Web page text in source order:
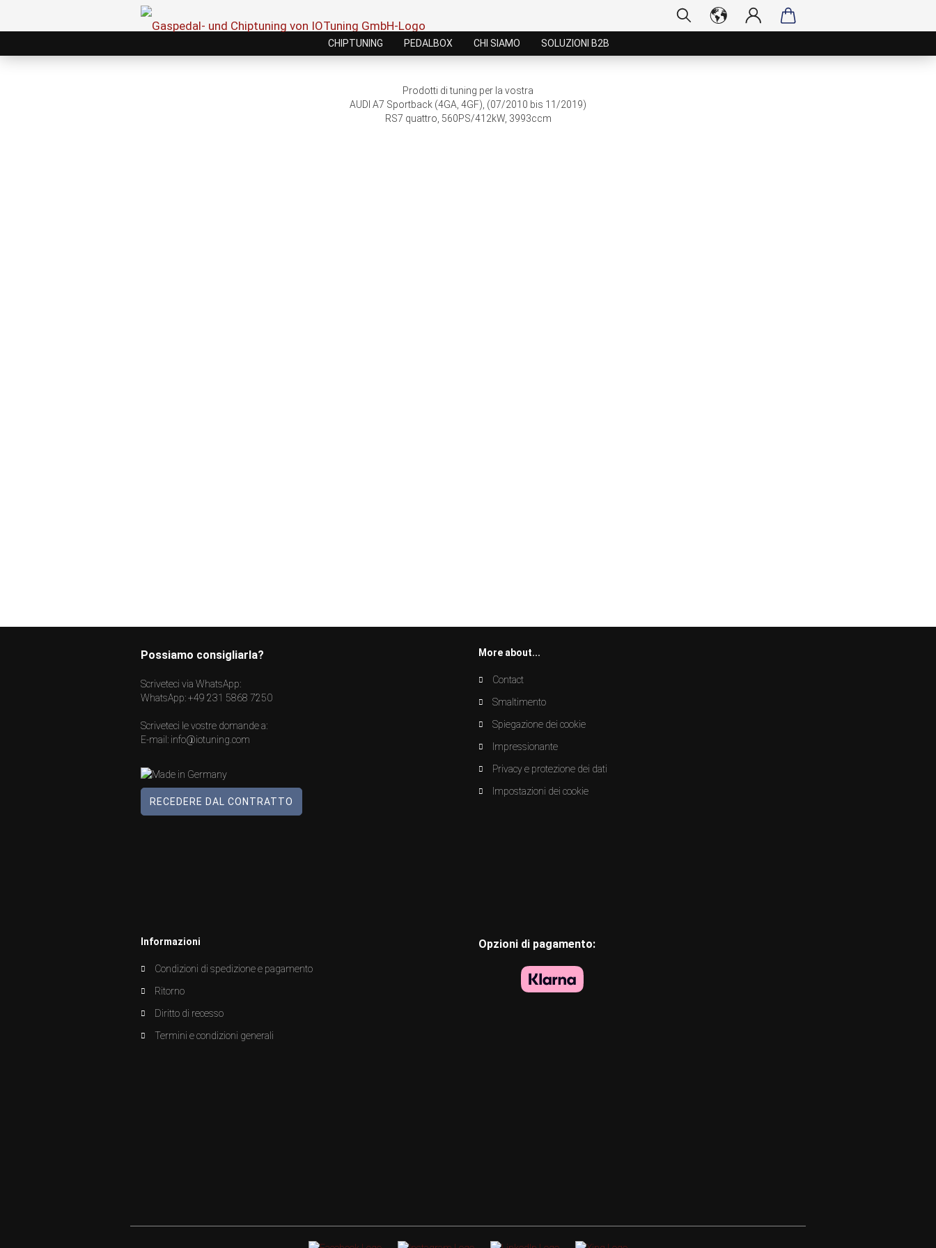
CHIPTUNING PEDALBOX CHI SIAMO SOLUZIONI B2B
Prodotti di tuning per la vostra
AUDI A7 Sportback (4GA, 4GF), (07/2010 bis 11/2019)
RS7 quattro, 560PS/412kW, 3993ccm
Possiamo consigliarla?
Scriveteci via WhatsApp:
WhatsApp:+49 231 5868 7250
Scriveteci le vostre domande a:
E-mail: info@iotuning.com
RECEDERE DAL CONTRATTO
More about...
Contact
Smaltimento
Spiegazione dei cookie
Impressionante
Privacy e protezione dei dati
Impostazioni dei cookie
Informazioni
Condizioni di spedizione e pagamento
Ritorno
Diritto di recesso
Termini e condizioni generali
Opzioni di pagamento: